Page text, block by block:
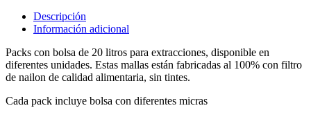
Descripción
Información adicional
Packs con bolsa de 20 litros para extracciones, disponible en
diferentes unidades. Estas mallas están fabricadas al 100% con filtro
de nailon de calidad alimentaria, sin tintes.
Cada pack incluye bolsa con diferentes micras